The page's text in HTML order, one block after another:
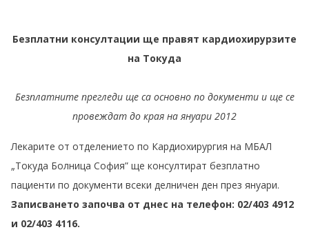
Безплатни консултации ще правят кардиохирурзите
на Токуда
Безплатните прегледи ще са основно по документи и ще се
провеждат до края на януари 2012
Лекарите от отделението по Кардиохирургия на МБАЛ
„Токуда Болница София” ще консултират безплатно
пациенти по документи всеки делничен ден през януари.
Записването започва от днес на телефон: 02/403 4912
и 02/403 4116.